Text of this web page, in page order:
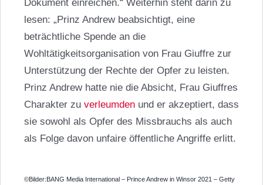
Dokument einreichen.“ Weiterhin steht darin zu
lesen: „Prinz Andrew beabsichtigt, eine
beträchtliche Spende an die
Wohltätigkeitsorganisation von Frau Giuffre zur
Unterstützung der Rechte der Opfer zu leisten.
Prinz Andrew hatte nie die Absicht, Frau Giuffres
Charakter zu verleumdenund er akzeptiert, dass
sie sowohl als Opfer des Missbrauchs als auch
als Folge davon unfaire öffentliche Angriffe erlitt.
©Bilder:BANG Media International – Prince Andrew in Winsor 2021 – Getty